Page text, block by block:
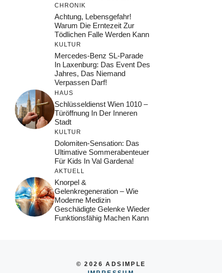
CHRONIK
Achtung, Lebensgefahr!
Warum Die Erntezeit Zur
Tödlichen Falle Werden Kann
KULTUR
Mercedes-Benz SL-Parade
In Laxenburg: Das Event Des
Jahres, Das Niemand
Verpassen Darf!
HAUS
Schlüsseldienst Wien 1010 –
Türöffnung In Der Inneren
Stadt
KULTUR
Dolomiten-Sensation: Das
Ultimative Sommerabenteuer
Für Kids In Val Gardena!
AKTUELL
Knorpel &
Gelenkregeneration – Wie
Moderne Medizin
Geschädigte Gelenke Wieder
Funktionsfähig Machen Kann
© 2026 ADSIMPLE